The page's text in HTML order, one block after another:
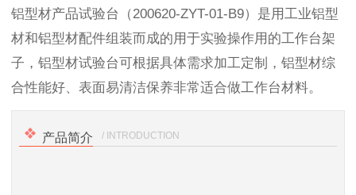
铝型材产品试验台（200620-ZYT-01-B9）是用工业铝型
材和铝型材配件组装而成的用于实验操作用的工作台架
子，铝型材试验台可根据具体需求加工定制，铝型材综
合性能好、表面易清洁保养非常适合做工作台材料。
产品简介 / INTRODUCTION